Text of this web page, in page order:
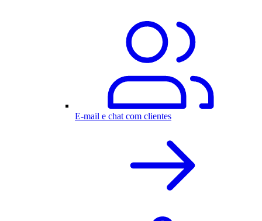
E-mail e chat com clientes